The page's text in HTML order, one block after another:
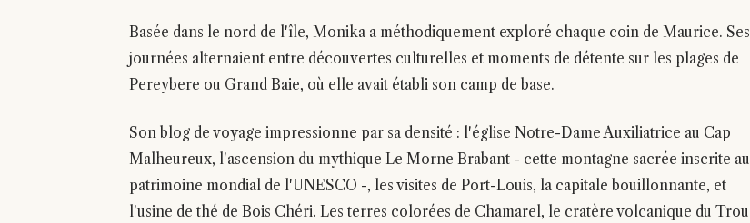
Basée dans le nord de l'île, Monika a méthodiquement exploré chaque coin de Maurice. Ses
journées alternaient entre découvertes culturelles et moments de détente sur les plages de
Pereybere ou Grand Baie, où elle avait établi son camp de base.
Son blog de voyage impressionne par sa densité : l'église Notre-Dame Auxiliatrice au Cap
Malheureux, l'ascension du mythique Le Morne Brabant - cette montagne sacrée inscrite au
patrimoine mondial de l'UNESCO -, les visites de Port-Louis, la capitale bouillonnante, et
l'usine de thé de Bois Chéri. Les terres colorées de Chamarel, le cratère volcanique du Trou